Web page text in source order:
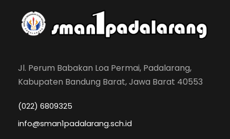
Jl. Perum Babakan Loa Permai, Padalarang,
Kabupaten Bandung Barat, Jawa Barat 40553
(022) 6809325
info@sman1padalarang.sch.id